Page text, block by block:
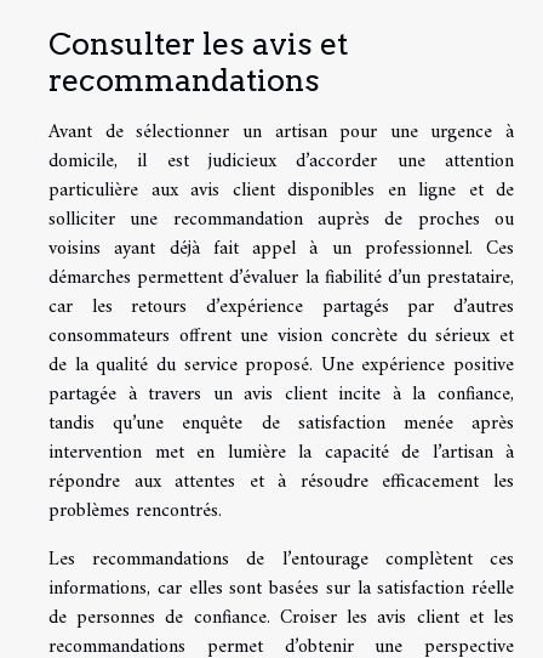
Consulter les avis et
recommandations
Avant de sélectionner un artisan pour une urgence à
domicile, il est judicieux d’accorder une attention
particulière aux avis client disponibles en ligne et de
solliciter une recommandation auprès de proches ou
voisins ayant déjà fait appel à un professionnel. Ces
démarches permettent d’évaluer la fiabilité d’un prestataire,
car les retours d’expérience partagés par d’autres
consommateurs offrent une vision concrète du sérieux et
de la qualité du service proposé. Une expérience positive
partagée à travers un avis client incite à la confiance,
tandis qu’une enquête de satisfaction menée après
intervention met en lumière la capacité de l’artisan à
répondre aux attentes et à résoudre efficacement les
problèmes rencontrés.
Les recommandations de l’entourage complètent ces
informations, car elles sont basées sur la satisfaction réelle
de personnes de confiance. Croiser les avis client et les
recommandations permet d’obtenir une perspective